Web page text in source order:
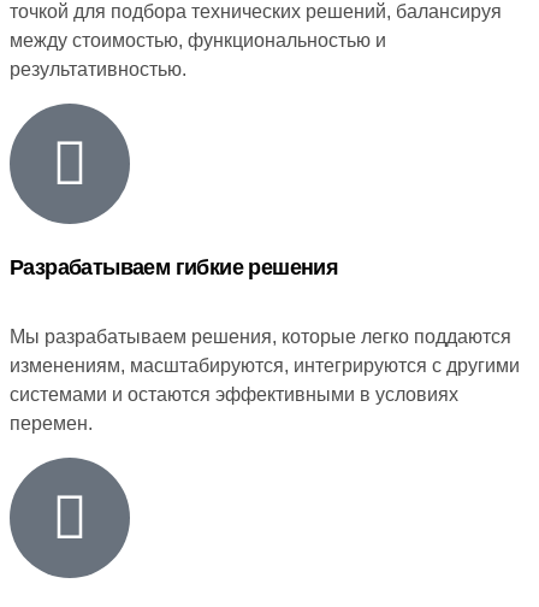
точкой для подбора технических решений, балансируя
между стоимостью, функциональностью и
результативностью.
Разрабатываем гибкие решения
Мы разрабатываем решения, которые легко поддаются
изменениям, масштабируются, интегрируются с другими
системами и остаются эффективными в условиях
перемен.